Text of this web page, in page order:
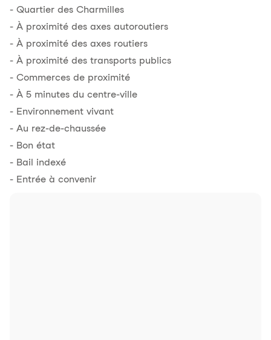
- Quartier des Charmilles
- À proximité des axes autoroutiers
- À proximité des axes routiers
- À proximité des transports publics
- Commerces de proximité
- À 5 minutes du centre-ville
- Environnement vivant
- Au rez-de-chaussée
- Bon état
- Bail indexé
- Entrée à convenir